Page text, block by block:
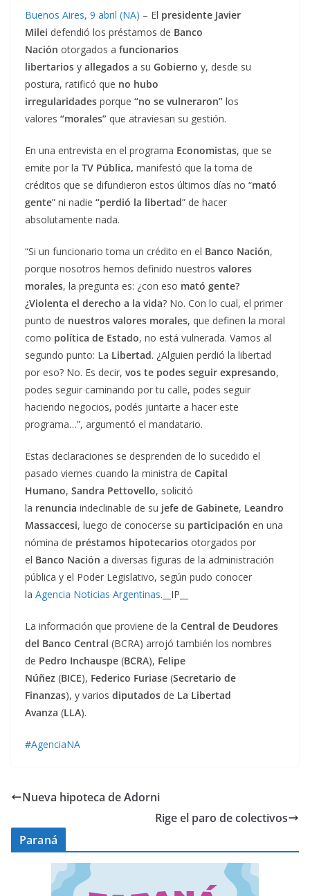
Buenos Aires, 9 abril (NA) – El presidente Javier
Milei defendió los préstamos de Banco
Nación otorgados a funcionarios
libertarios y allegados a su Gobierno y, desde su
postura, ratificó que no hubo
irregularidades porque “no se vulneraron” los
valores “morales” que atraviesan su gestión.
En una entrevista en el programa Economistas, que se
emite por la TV Pública, manifestó que la toma de
créditos que se difundieron estos últimos días no “mató
gente” ni nadie “perdió la libertad” de hacer
absolutamente nada.
“Si un funcionario toma un crédito en el Banco Nación,
porque nosotros hemos definido nuestros valores
morales, la pregunta es: ¿con eso mató gente?
¿Violenta el derecho a la vida? No. Con lo cual, el primer
punto de nuestros valores morales, que definen la moral
como política de Estado, no está vulnerada. Vamos al
segundo punto: La Libertad. ¿Alguien perdió la libertad
por eso? No. Es decir, vos te podes seguir expresando,
podes seguir caminando por tu calle, podes seguir
haciendo negocios, podés juntarte a hacer este
programa…”, argumentó el mandatario.
Estas declaraciones se desprenden de lo sucedido el
pasado viernes cuando la ministra de Capital
Humano, Sandra Pettovello, solicitó
la renuncia indeclinable de su jefe de Gabinete, Leandro
Massaccesi, luego de conocerse su participación en una
nómina de préstamos hipotecarios otorgados por
el Banco Nación a diversas figuras de la administración
pública y el Poder Legislativo, según pudo conocer
la Agencia Noticias Argentinas.__IP__
La información que proviene de la Central de Deudores
del Banco Central (BCRA) arrojó también los nombres
de Pedro Inchauspe (BCRA), Felipe
Núñez (BICE), Federico Furiase (Secretario de
Finanzas), y varios diputados de La Libertad
Avanza (LLA).
#AgenciaNA
Nueva hipoteca de Adorni
Rige el paro de colectivos
Paraná